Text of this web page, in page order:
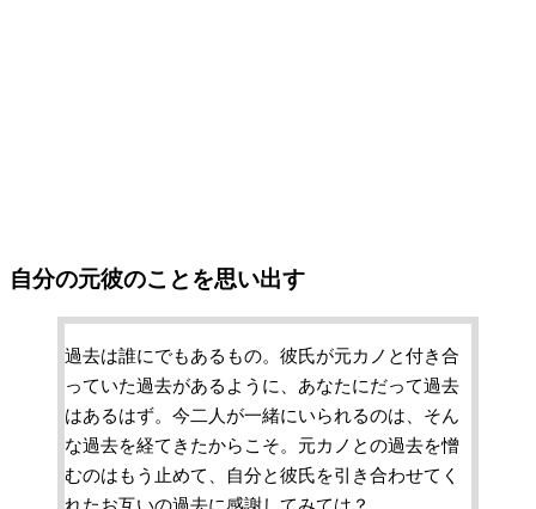
自分の元彼のことを思い出す
過去は誰にでもあるもの。彼氏が元カノと付き合
っていた過去があるように、あなたにだって過去
はあるはず。今二人が一緒にいられるのは、そん
な過去を経てきたからこそ。元カノとの過去を憎
むのはもう止めて、自分と彼氏を引き合わせてく